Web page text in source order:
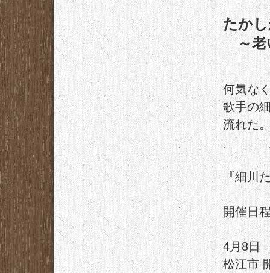
たか
～老
何気な
歌手の
流れた
『細川
開催日
4月8日
松江市